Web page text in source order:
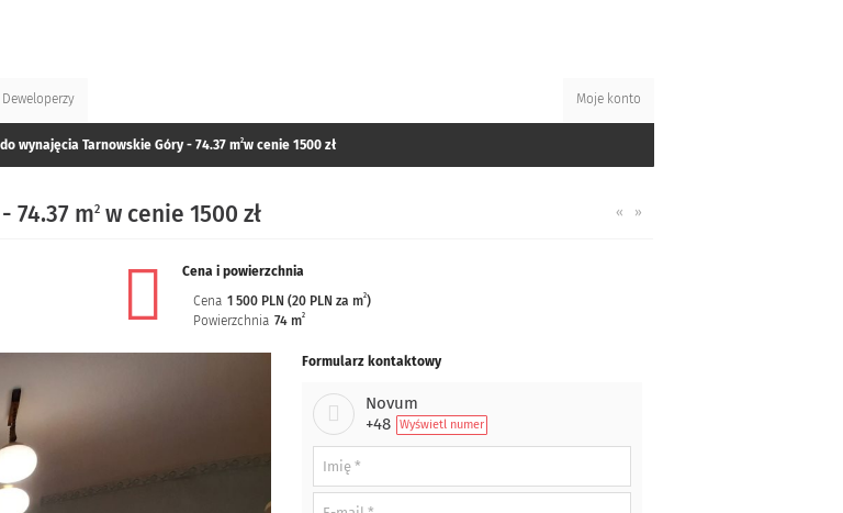
Deweloperzy Moje konto
wynajęcia Tarnowskie Góry - 74.37 m2w cenie 1500 zł
« »
74.37 m2 w cenie 1500 zł
Cena i powierzchnia
Cena 1 500 PLN (20 PLN za m2)
Powierzchnia 74 m2
Formularz kontaktowy
Novum
+48
Wyświetl numer